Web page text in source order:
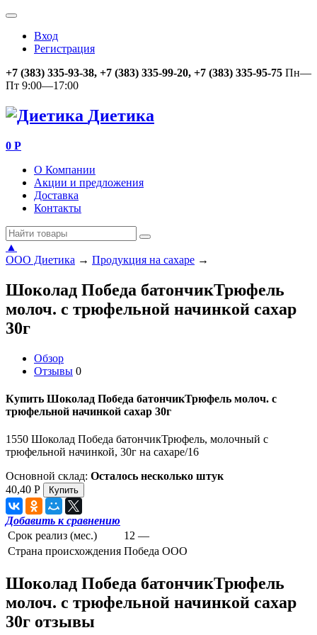
Вход
Регистрация
+7 (383) 335-93-38, +7 (383) 335-99-20, +7 (383) 335-95-75 Пн—
Пт 9:00—17:00
Диетика
0 Р
О Компании
Акции и предложения
Доставка
Контакты
▲
ООО Диетика → Продукция на сахаре →
Шоколад Победа батончикТрюфель
молоч. с трюфельной начинкой сахар
30г
Обзор
Отзывы 0
Купить Шоколад Победа батончикТрюфель молоч. с
трюфельной начинкой сахар 30г
1550 Шоколад Победа батончикТрюфель, молочный с
трюфельной начинкой, 30г на сахаре/16
Основной склад: Осталось несколько штук
40,40 Р
Добавить к сравнению
Срок реализ (мес.)
12 —
Страна происхождения Победа ООО
Шоколад Победа батончикТрюфель
молоч. с трюфельной начинкой сахар
30г отзывы